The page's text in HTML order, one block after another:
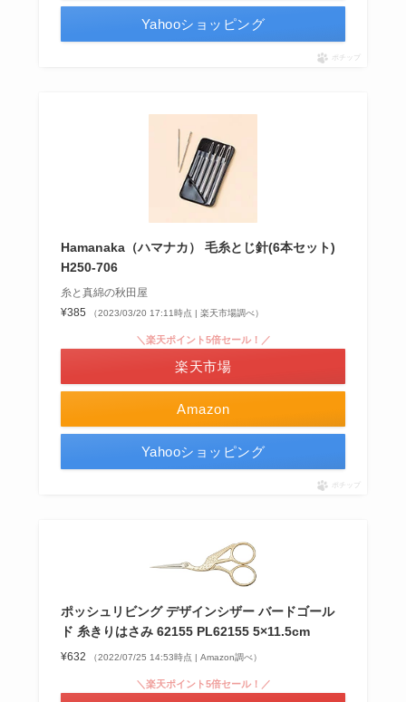
Yahooショッピング
ポチップ
Hamanaka（ハマナカ） 毛糸とじ針(6本セット)
H250-706
糸と真綿の秋田屋
¥385
（2023/03/20 17:11時点 | 楽天市場調べ）
Amazon
＼楽天ポイント5倍セール！／
楽天市場
Yahooショッピング
ポチップ
ポッシュリビング デザインシザー バードゴール
ド 糸きりはさみ 62155 PL62155 5×11.5cm
¥632 （2022/07/25 14:53時点 | Amazon調べ）
＼楽天ポイント5倍セール！／